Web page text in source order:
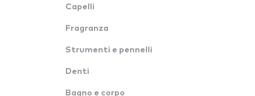
Capelli
Fragranza
Strumenti e pennelli
Denti
Bagno e corpo